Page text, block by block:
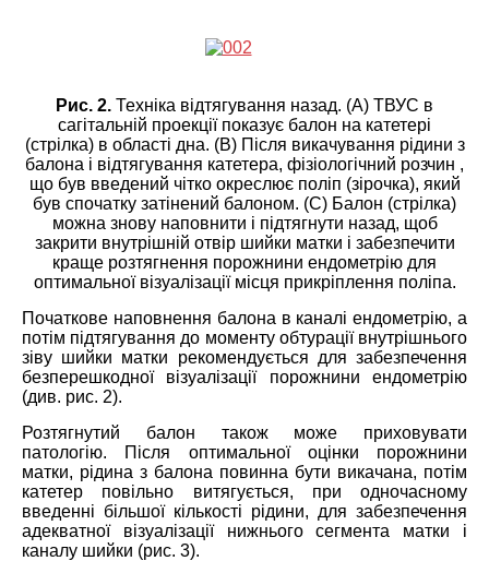
Рис. 2. Техніка відтягування назад. (A) ТВУС в
сагітальній проекції показує балон на катетері
(стрілка) в області дна. (B) Після викачування рідини з
балона і відтягування катетера, фізіологічний розчин ,
що був введений чітко окреслює поліп (зірочка), який
був спочатку затінений балоном. (C) Балон (стрілка)
можна знову наповнити і підтягнути назад, щоб
закрити внутрішній отвір шийки матки і забезпечити
краще розтягнення порожнини ендометрію для
оптимальної візуалізації місця прикріплення поліпа.
Початкове наповнення балона в каналі ендометрію, а
потім підтягування до моменту обтурації внутрішнього
зіву шийки матки рекомендується для забезпечення
безперешкодної візуалізації порожнини ендометрію
(див. рис. 2).
Розтягнутий балон також може приховувати
патологію. Після оптимальної оцінки порожнини
матки, рідина з балона повинна бути викачана, потім
катетер повільно витягується, при одночасному
введенні більшої кількості рідини, для забезпечення
адекватної візуалізації нижнього сегмента матки і
каналу шийки (рис. 3).